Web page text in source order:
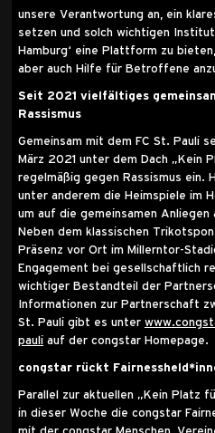
unsere Verantwortung an, ein
setzen und solch wichtigen
Hamburg‘ eine Plattform zu
aber auch Hilfe für Betroffene
Seit 2021 vielfältiges
Rassismus
Gemeinsam mit dem FC St. Pauli
März 2021 unter dem Dach „Kein
regelmäßig gegen Rassismus ein.
unter anderem die Heimspiele im
um auf die gemeinsamen Anliegen
Neben dem klassischen
Präsenz vor Ort im Millerntor-
Engagement bei gesellschaftlich
wichtiger Bestandteil der
Informationen zur Partnerschaft
St. Pauli gibt es unter
pauli auf der congstar Homepage.
congstar rückt
Parallel zur aktuellen „Kein Platz
in dieser Woche die congstar
mit der congstar Menschen,